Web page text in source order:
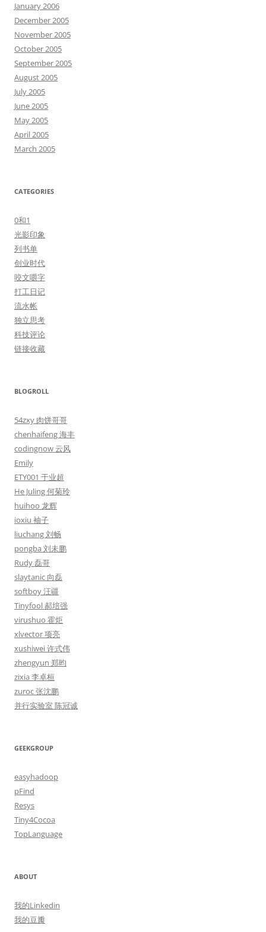
January 2006
December 2005
November 2005
October 2005
September 2005
August 2005
July 2005
June 2005
May 2005
April 2005
March 2005
CATEGORIES
0和1
光影印象
列书单
创业时代
咬文嚼字
打工日记
流水帐
独立思考
科技评论
链接收藏
BLOGROLL
54zxy 肉饼哥哥
chenhaifeng 海丰
codingnow 云风
Emily
ETY001 于业超
He Juling 何菊玲
huihoo 龙辉
ioxiu 袖子
liuchang 刘畅
pongba 刘未鹏
Rudy 磊哥
slaytanic 向磊
softboy 汪疆
Tinyfool 郝培强
virushuo 霍炬
xlvector 项亮
xushiwei 许式伟
zhengyun 郑昀
zixia 李卓桓
zuroc 张沈鹏
并行实验室 陈冠诚
GEEKGROUP
easyhadoop
pFind
Resys
Tiny4Cocoa
TopLanguage
ABOUT
我的Linkedin
我的豆瓣